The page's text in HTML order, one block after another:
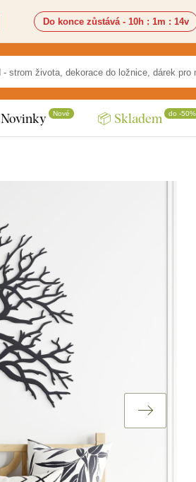
Do konce zůstává - 10h : 1m : 13v
Novinky Nové 📦 Skladem do -50%